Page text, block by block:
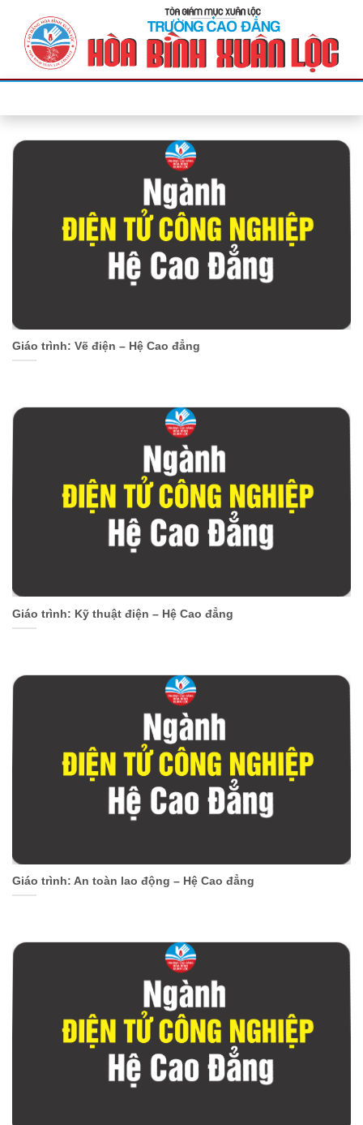
Giáo trình: Vẽ điện – Hệ Cao đẳng
Giáo trình: Kỹ thuật điện – Hệ Cao đẳng
Giáo trình: An toàn lao động – Hệ Cao đẳng